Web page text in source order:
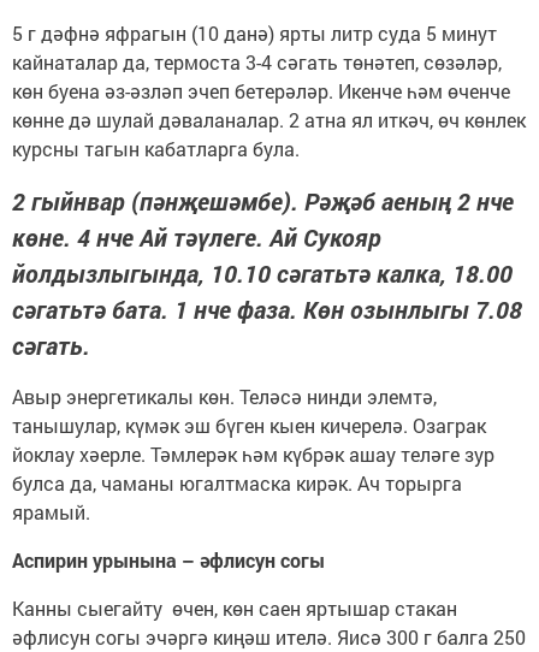
5 г дәфнә яфрагын (10 данә) ярты литр суда 5 минут
кайнаталар да, термоста 3-4 сәгать төнәтеп, сөзәләр,
көн буена әз-әзләп эчеп бетерәләр. Икенче һәм өченче
көнне дә шулай дәваланалар. 2 атна ял иткәч, өч көнлек
курсны тагын кабатларга була.
2 гыйнвар (пәнҗешәмбе). Рәҗәб аеның 2 нче
көне. 4 нче Ай тәүлеге. Ай Сукояр
йолдызлыгында, 10.10 сәгатьтә калка, 18.00
сәгатьтә бата. 1 нче фаза. Көн озынлыгы 7.08
сәгать.
Авыр энергетикалы көн. Теләсә нинди элемтә,
танышулар, күмәк эш бүген кыен кичерелә. Озаграк
йоклау хәерле. Тәмлерәк һәм күбрәк ашау теләге зур
булса да, чаманы югалтмаска кирәк. Ач торырга
ярамый.
Аспирин урынына – әфлисун согы
Канны сыегайту өчен, көн саен яртышар стакан
әфлисун согы эчәргә киңәш ителә. Яисә 300 г балга 250